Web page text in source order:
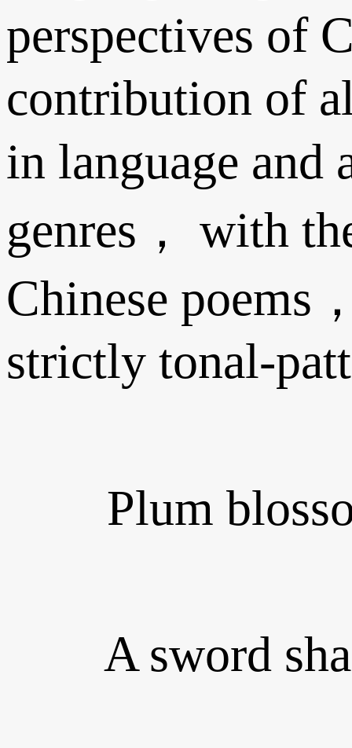
perspectives of
contribution of
in language and
genres， with
Chinese poems
strictly tonal-
Plum
A sword